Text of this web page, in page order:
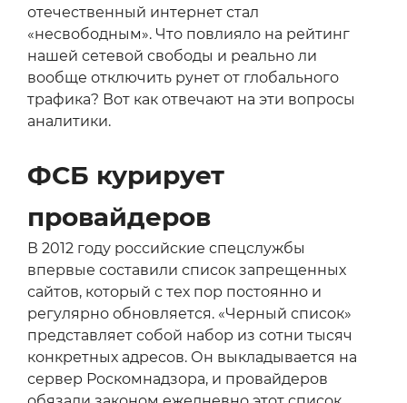
отечественный интернет стал
«несвободным». Что повлияло на рейтинг
нашей сетевой свободы и реально ли
вообще отключить рунет от глобального
трафика? Вот как отвечают на эти вопросы
аналитики.
ФСБ курирует
провайдеров
В 2012 году российские спецслужбы
впервые составили список запрещенных
сайтов, который с тех пор постоянно и
регулярно обновляется. «Черный список»
представляет собой набор из сотни тысяч
конкретных адресов. Он выкладывается на
сервер Роскомнадзора, и провайдеров